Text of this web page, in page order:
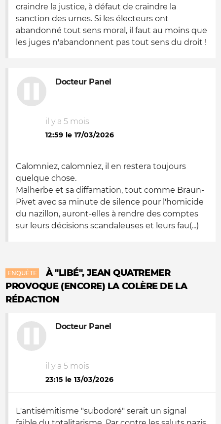
craindre la justice, à défaut de craindre la
sanction des urnes. Si les électeurs ont
abandonné tout sens moral, il faut au moins que
les juges n'abandonnent pas tout sens du droit !
Docteur Panel
il y a 5 mois
12:59 le 17/03/2026
Calomniez, calomniez, il en restera toujours
quelque chose.
Malherbe et sa diffamation, tout comme Braun-
Pivet avec sa minute de silence pour l'homicide
du nazillon, auront-elles à rendre des comptes
sur leurs décisions scandaleuses et leurs fau(...)
ENQUÊTE
À "LIBÉ", JEAN QUATREMER
PROVOQUE (ENCORE) LA COLÈRE DE LA
RÉDACTION
Docteur Panel
il y a 5 mois
23:15 le 13/03/2026
L'antisémitisme "subodoré" serait un signal